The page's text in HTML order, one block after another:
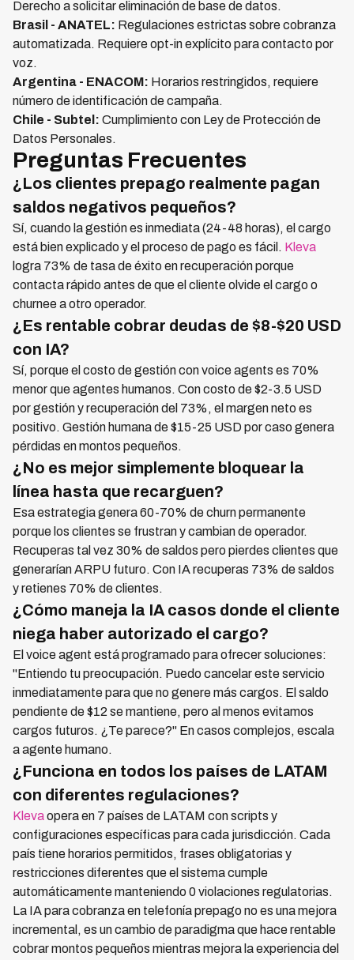
Derecho a solicitar eliminación de base de datos.
Brasil - ANATEL: Regulaciones estrictas sobre cobranza
automatizada. Requiere opt-in explícito para contacto por
voz.
Argentina - ENACOM: Horarios restringidos, requiere
número de identificación de campaña.
Chile - Subtel: Cumplimiento con Ley de Protección de
Datos Personales.
Preguntas Frecuentes
¿Los clientes prepago realmente pagan
saldos negativos pequeños?
Sí, cuando la gestión es inmediata (24-48 horas), el cargo
está bien explicado y el proceso de pago es fácil. Kleva
logra 73% de tasa de éxito en recuperación porque
contacta rápido antes de que el cliente olvide el cargo o
churnee a otro operador.
¿Es rentable cobrar deudas de $8-$20 USD
con IA?
Sí, porque el costo de gestión con voice agents es 70%
menor que agentes humanos. Con costo de $2-3.5 USD
por gestión y recuperación del 73%, el margen neto es
positivo. Gestión humana de $15-25 USD por caso genera
pérdidas en montos pequeños.
¿No es mejor simplemente bloquear la
línea hasta que recarguen?
Esa estrategia genera 60-70% de churn permanente
porque los clientes se frustran y cambian de operador.
Recuperas tal vez 30% de saldos pero pierdes clientes que
generarían ARPU futuro. Con IA recuperas 73% de saldos
y retienes 70% de clientes.
¿Cómo maneja la IA casos donde el cliente
niega haber autorizado el cargo?
El voice agent está programado para ofrecer soluciones:
"Entiendo tu preocupación. Puedo cancelar este servicio
inmediatamente para que no genere más cargos. El saldo
pendiente de $12 se mantiene, pero al menos evitamos
cargos futuros. ¿Te parece?" En casos complejos, escala
a agente humano.
¿Funciona en todos los países de LATAM
con diferentes regulaciones?
Klevaopera en 7 países de LATAM con scripts y
configuraciones específicas para cada jurisdicción. Cada
país tiene horarios permitidos, frases obligatorias y
restricciones diferentes que el sistema cumple
automáticamente manteniendo 0 violaciones regulatorias.
La IA para cobranza en telefonía prepago no es una mejora
incremental, es un cambio de paradigma que hace rentable
cobrar montos pequeños mientras mejora la experiencia del